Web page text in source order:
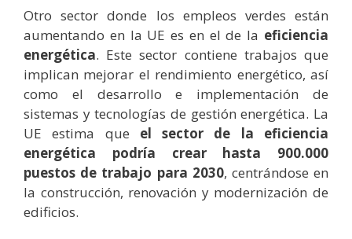
Otro sector donde los empleos verdes están
aumentando en la UE es en el de la eficiencia
energética. Este sector contiene trabajos que
implican mejorar el rendimiento energético, así
como el desarrollo e implementación de
sistemas y tecnologías de gestión energética. La
UE estima que el sector de la eficiencia
energética podría crear hasta 900.000
puestos de trabajo para 2030, centrándose en
la construcción, renovación y modernización de
edificios.